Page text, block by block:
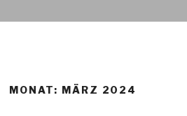
MONAT: MÄRZ 2024